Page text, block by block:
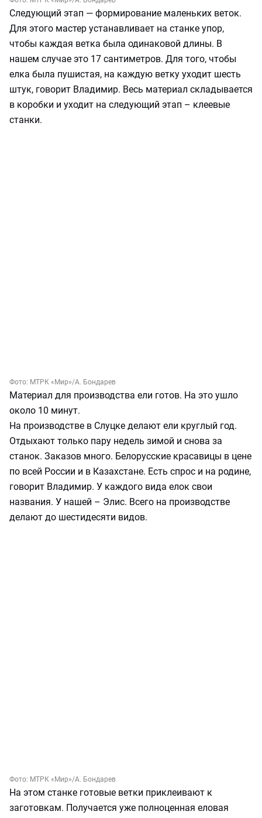
Следующий этап — формирование маленьких веток.
Для этого мастер устанавливает на станке упор,
чтобы каждая ветка была одинаковой длины. В
нашем случае это 17 сантиметров. Для того, чтобы
елка была пушистая, на каждую ветку уходит шесть
штук, говорит Владимир. Весь материал складывается
в коробки и уходит на следующий этап – клеевые
станки.
Фото: МТРК «Мир»/А. Бондарев
Материал для производства ели готов. На это ушло
около 10 минут.
На производстве в Слуцке делают ели круглый год.
Отдыхают только пару недель зимой и снова за
станок. Заказов много. Белорусские красавицы в цене
по всей России и в Казахстане. Есть спрос и на родине,
говорит Владимир. У каждого вида елок свои
названия. У нашей – Элис. Всего на производстве
делают до шестидесяти видов.
Фото: МТРК «Мир»/А. Бондарев
На этом станке готовые ветки приклеивают к
заготовкам. Получается уже полноценная еловая